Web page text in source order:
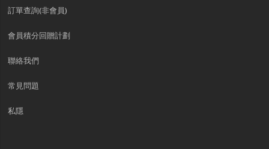
訂單查詢(非會員)
會員積分回贈計劃
聯絡我們
常見問題
私隱